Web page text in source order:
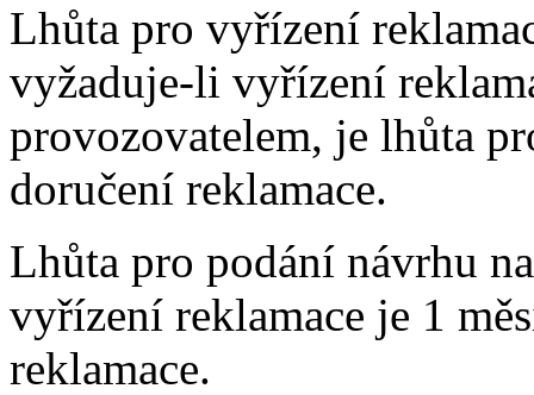
Lhůta pro vyřízení
vyžaduje-li vyřízení
provozovatelem, je lhůta
doručení reklamace.
Lhůta pro podání návrhu
vyřízení reklamace je 1
reklamace.